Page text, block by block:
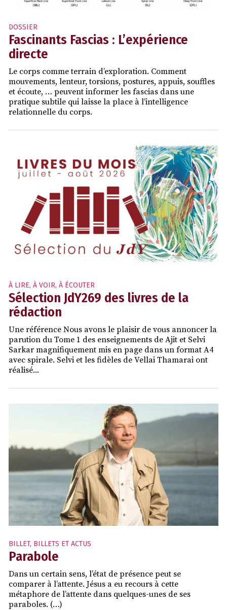
DOSSIER
Fascinants Fascias : L’expérience
directe
Le corps comme terrain d’exploration. Comment
mouvements, lenteur, torsions, postures, appuis, souffles
et écoute, … peuvent informer les fascias dans une
pratique subtile qui laisse la place à l’intelligence
relationnelle du corps.
À LIRE, À VOIR, À ÉCOUTER
Sélection JdY269 des livres de la
rédaction
Une référence Nous avons le plaisir de vous annoncer la
parution du Tome 1 des enseignements de Ajit et Selvi
Sarkar magnifiquement mis en page dans un format A4
avec spirale. Selvi et les fidèles de Vellai Thamarai ont
réalisé...
BILLET, BILLETS ET ACTUS
Parabole
Dans un certain sens, l’état de présence peut se
comparer à l’attente. Jésus a eu recours à cette
métaphore de l’attente dans quelques-unes de ses
paraboles. (…)